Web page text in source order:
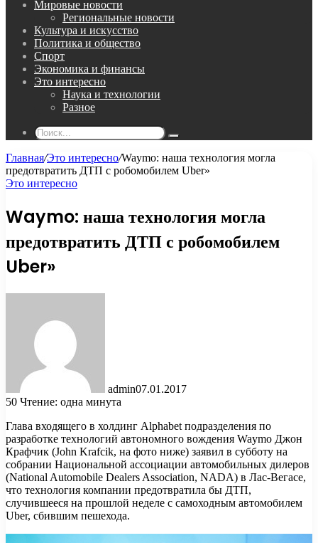
Мировые новости
Региональные новости
Культура и искусство
Политика и общество
Спорт
Экономика и финансы
Это интересно
Наука и технологии
Разное
Поиск...
Главная/Это интересно/Waymo: наша технология могла
предотвратить ДТП с робомобилем Uber»
Это интересно
Waymo: наша технология могла
предотвратить ДТП с робомобилем
Uber»
admin07.01.2017
50 Чтение: одна минута
Глава входящего в холдинг Alphabet подразделения по
разработке технологий автономного вождения Waymo Джон
Крафчик (John Krafcik, на фото ниже) заявил в субботу на
собрании Национальной ассоциации автомобильных дилеров
(National Automobile Dealers Association, NADA) в Лас-Вегасе,
что технология компании предотвратила бы ДТП,
случившееся на прошлой неделе с самоходным автомобилем
Uber, сбившим пешехода.